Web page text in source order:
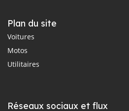
Plan du site
Voitures
Motos
Utilitaires
Réseaux sociaux et flux